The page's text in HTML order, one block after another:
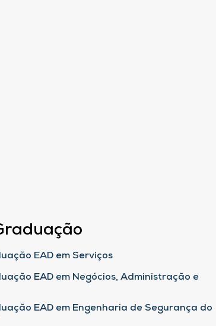
EAD em Serviços
EAD em Negócios, Administração e
EAD em Engenharia de Segurança do